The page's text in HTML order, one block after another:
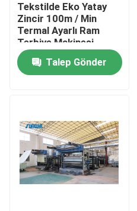
Tekstilde Eko Yatay
Zincir 100m / Min
Termal Ayarlı Ram
Terbiye Makinesi
Talep Gönder